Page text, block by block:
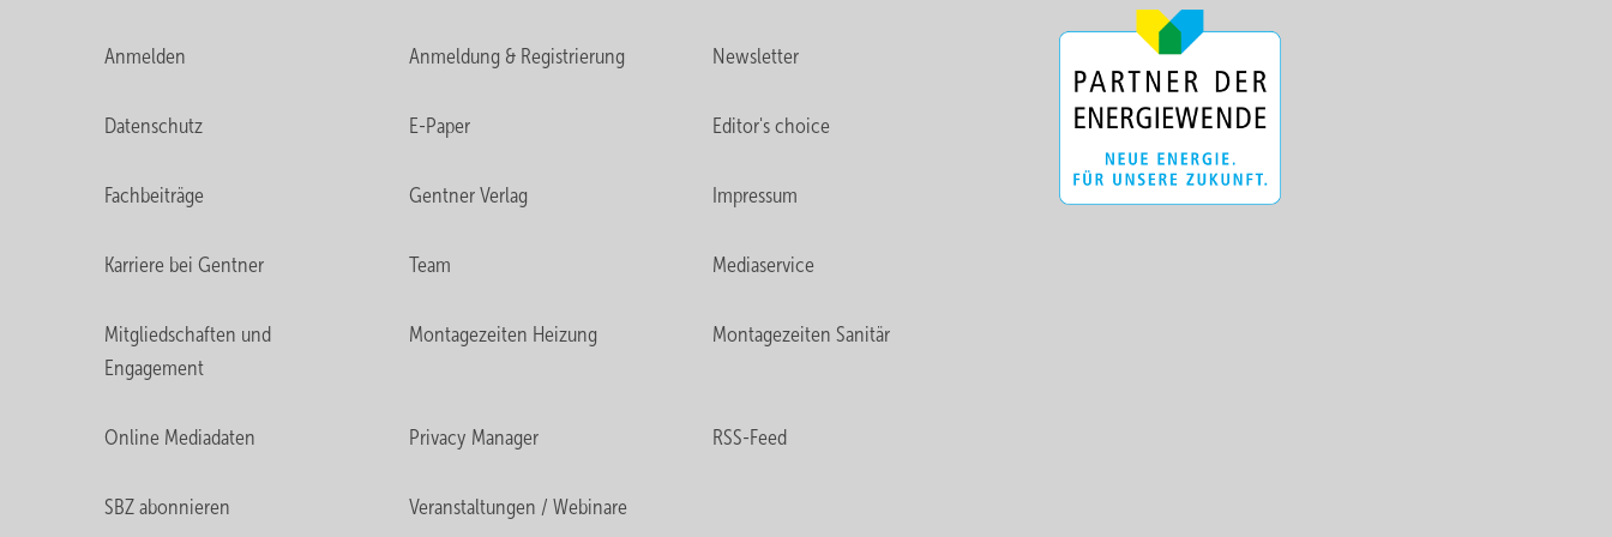
Anmelden Anmeldung & Registrierung Newsletter
Datenschutz E-Paper Editor's choice
Fachbeiträge Gentner Verlag Impressum
Karriere bei Gentner Team Mediaservice
Mitgliedschaften und
Engagement
Montagezeiten Heizung Montagezeiten Sanitär
Online Mediadaten Privacy Manager RSS-Feed
SBZ abonnieren Veranstaltungen / Webinare